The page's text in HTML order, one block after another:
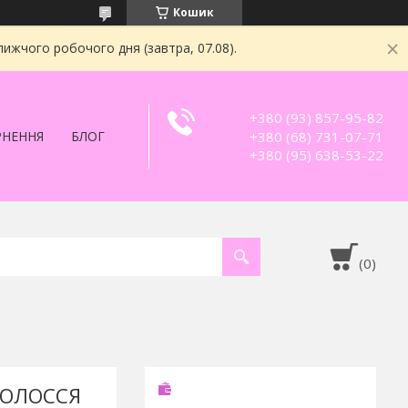
Кошик
робочого дня (завтра, 07.08).
БЛОГ
+380 (93) 857-95-82
+380 (68) 731-07-71
+380 (95) 638-53-22